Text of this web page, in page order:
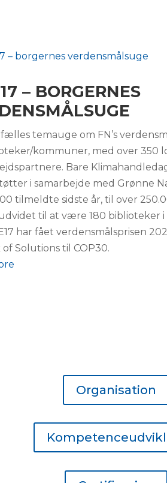
– BORGERNES
temauge om FN’s
kommuner, med over 350
Bare
i samarbejde med Grønne
tilmeldte sidste år, til over
udvidet til at være 180 biblioteker i
har fået verdensmålsprisen
Solutions til COP30.
Organisation